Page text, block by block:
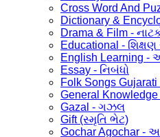
Cross Word And
Dictionary &
Drama & Film -
Educational -
English Learning -
Essay - નિબંધો
Folk Songs
General Knowledge
Gazal - ગઝલ
Gift (સ્મૃતિ ભેટ)
Gochar Agochar -